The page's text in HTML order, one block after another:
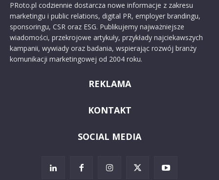
PRoto.pl codziennie dostarcza nowe informacje z zakresu
marketingu i public relations, digital PR, employer brandingu,
sponsoringu, CSR oraz ESG. Publikujemy najważniejsze
wiadomości, przekrojowe artykuły, przykłady najciekawszych
kampanii, wywiady oraz badania, wspierając rozwój branży
komunikacji marketingowej od 2004 roku.
REKLAMA
KONTAKT
SOCIAL MEDIA